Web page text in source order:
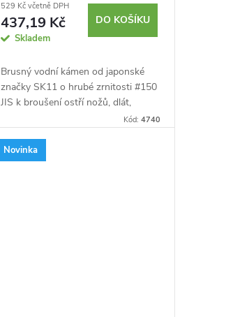
529 Kč včetně DPH
437,19 Kč
Skladem
DO KOŠÍKU
Brusný vodní kámen od japonské
značky SK11 o hrubé zrnitosti #150
JIS k broušení ostří nožů, dlát,
čepelí hoblíků a dalších. Stojánek
175 x 55 x...
Kód: 4740
Novinka